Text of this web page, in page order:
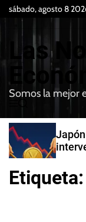
sábado, agosto 8
Las
Somos la mejor
e
n
u
B
u
c
a
Etiqueta: